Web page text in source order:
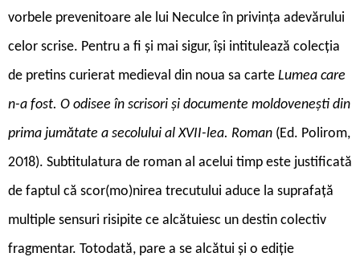
vorbele prevenitoare ale lui Neculce în privința adevărului
celor scrise. Pentru a fi și mai sigur, își intitulează colecția
de pretins curierat medieval din noua sa carte Lumea care
n-a fost. O odisee în scrisori și documente moldovenești din
prima jumătate a secolului al XVII-lea. Roman (Ed. Polirom,
2018). Subtitulatura de roman al acelui timp este justificată
de faptul că scor(mo)nirea trecutului aduce la suprafață
multiple sensuri risipite ce alcătuiesc un destin colectiv
fragmentar. Totodată, pare a se alcătui și o ediție